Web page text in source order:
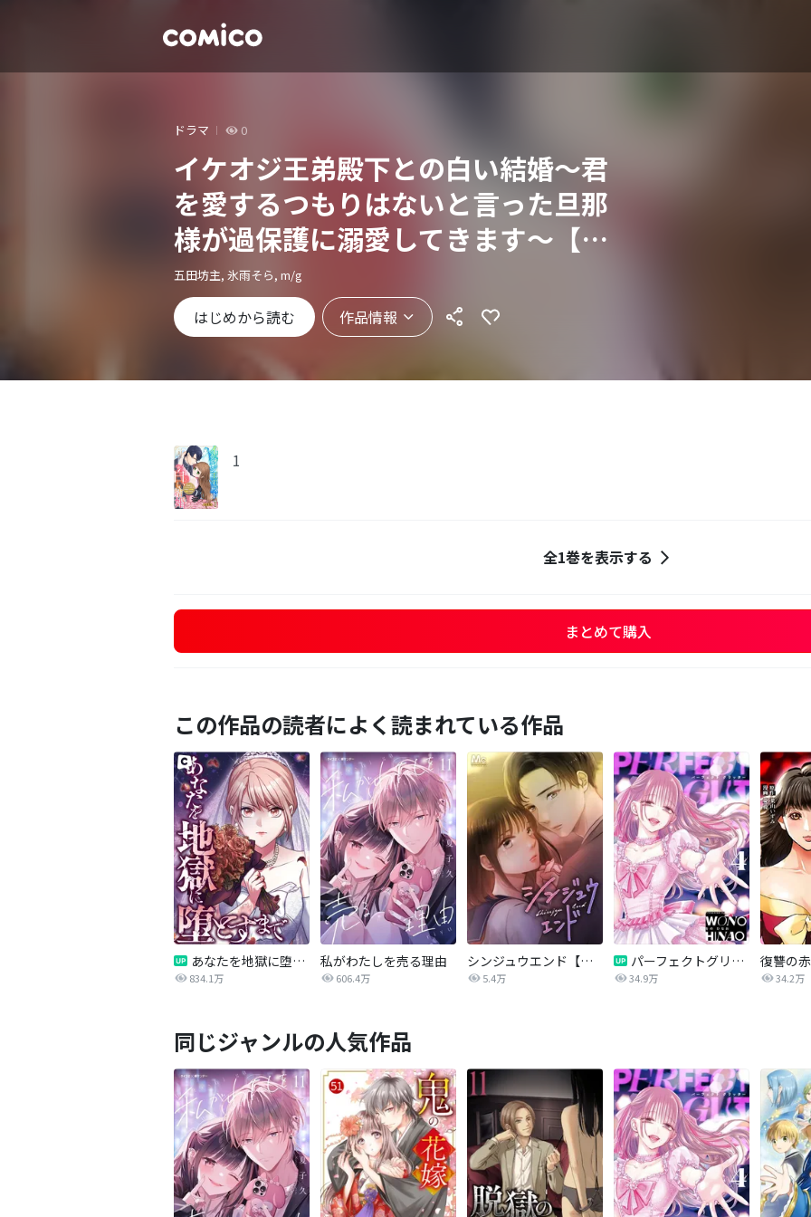
ドラマ 0
イケオジ王弟殿下との白い結婚～君
を愛するつもりはないと言った旦那
様が過保護に溺愛してきます～【合
本版】
五田坊主, 氷雨そら, m/g
はじめから読む 作品情報
1
全1巻を表示する
まとめて購入
この作品の読者によく読まれている作品
あなたを地獄に堕とすまで
834.1万
私がわたしを売る理由
606.4万
シンジュウエンド【タテヨミ】
5.4万
パーフェクトグリッター
34.9万 34.2万
同じジャンルの人気作品